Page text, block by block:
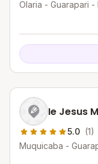
Olaria - Guarapari -
Ie Jesus
5.0 (1)
Muquicaba -